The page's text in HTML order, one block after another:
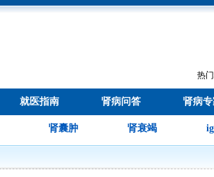
热
就医指南 肾病问答 肾病
肾囊肿 肾衰竭